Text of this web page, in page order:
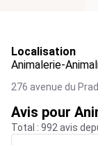
Localisation
Animalerie-
276 avenue du
Avis pour
Total : 992 avis